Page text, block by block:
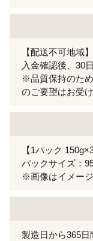
【配送不可地域
入金確認後、30
※品質保持のた
のご要望はお受
【1パック
パックサイズ：
※画像はイメージ
製造日から365日